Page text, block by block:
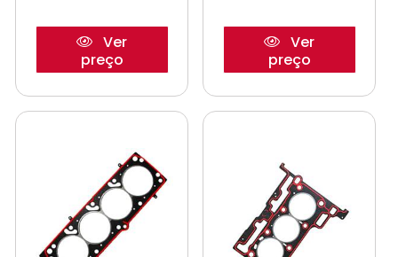
Ver
preço
Ver
preço